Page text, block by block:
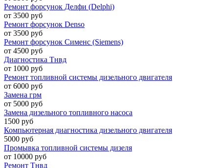
Ремонт форсунок Делфи (Delphi)
от 3500 руб
Ремонт форсунок Denso
от 3500 руб
Ремонт форсунок Сименс (Siemens)
от 4500 руб
Диагностика Тнвд
от 1000 руб
Ремонт топливной системы дизельного двигателя
от 6000 руб
Замена грм
от 5000 руб
Замена дизельного топливного насоса
1500 руб
Компьютерная диагностика дизельного двигателя
5000 руб
Промывка топливной системы дизеля
от 10000 руб
Ремонт Тнвд